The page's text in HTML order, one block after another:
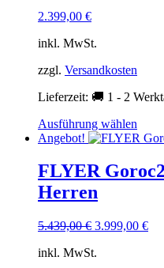
der
2.399,00 €
inkl. MwSt.
zzgl. Versandkosten
Lieferzeit: 🚚 1 - 2
Ausführung wählen
Angebot!
FLYER
Herren
5.439,00€ Ursprünglicher
war:
3.999,00 €
inkl. MwSt.